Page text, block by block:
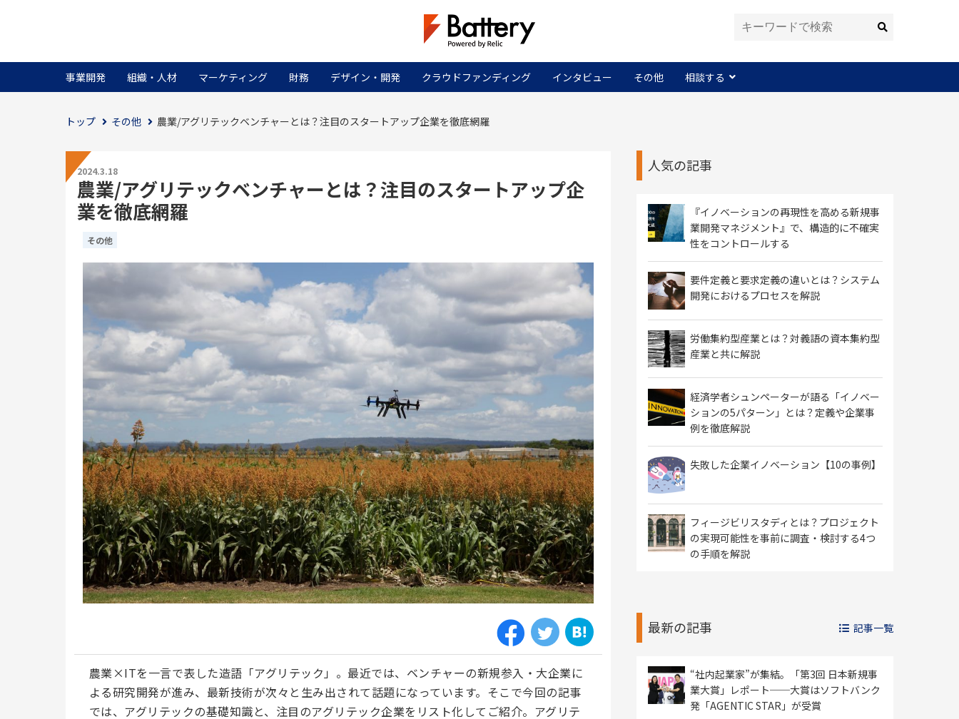
事業開発 組織・人材 マーケティング 財務 デザイン・開発 クラウドファンディング インタビュー その他 相談する
トップ その他 農業/アグリテックベンチャーとは？注目のスタートアップ企業を徹底網羅
2024.3.18
農業/アグリテックベンチャーとは？注目のスタートアップ企
業を徹底網羅
その他
農業×ITを一言で表した造語「アグリテック」。最近では、ベンチャーの新規参入・大企業に
よる研究開発が進み、最新技術が次々と生み出されて話題になっています。そこで今回の記事
では、アグリテックの基礎知識と、注目のアグリテック企業をリスト化してご紹介。アグリテ
人気の記事
『イノベーションの再現性を高める新規事
業開発マネジメント』で、構造的に不確実
性をコントロールする
要件定義と要求定義の違いとは？システム
開発におけるプロセスを解説
労働集約型産業とは？対義語の資本集約型
産業と共に解説
経済学者シュンペーターが語る「イノベー
ションの5パターン」とは？定義や企業事
例を徹底解説
失敗した企業イノベーション【10の事例】
フィージビリスタディとは？プロジェクト
の実現可能性を事前に調査・検討する4つ
の手順を解説
最新の記事 記事一覧
“社内起業家”が集結。「第3回 日本新規事
業大賞」レポート──大賞はソフトバンク
発「AGENTIC STAR」が受賞